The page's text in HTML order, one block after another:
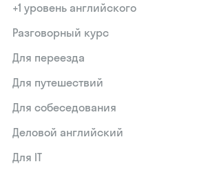
+1 уровень английского
Разговорный курс
Для переезда
Для путешествий
Для собеседования
Деловой английский
Для IT